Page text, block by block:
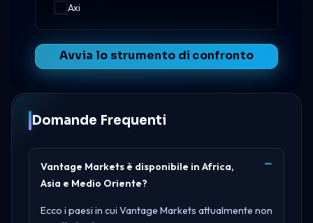
Axi
Avvia lo strumento di confronto
Domande Frequenti
Vantage Markets è disponibile in Africa,
Asia e Medio Oriente?
Ecco i paesi in cui Vantage Markets attualmente non